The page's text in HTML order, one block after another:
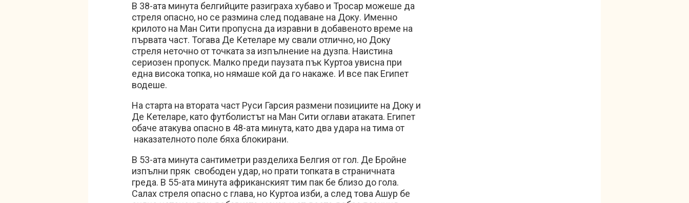
В 38-ата минута белгийците разиграха хубаво и Тросар можеше да
стреля опасно, но се размина след подаване на Доку. Именно
крилото на Ман Сити пропусна да изравни в добавеното време на
първата част. Тогава Де Кетеларе му свали отлично, но Доку
стреля неточно от точката за изпълнение на дузпа. Наистина
сериозен пропуск. Малко преди паузата пък Куртоа увисна при
една висока топка, но нямаше кой да го накаже. И все пак Египет
водеше.
На старта на втората част Руси Гарсия размени позициите на Доку и
Де Кетеларе, като футболистът на Ман Сити оглави атаката. Египет
обаче атакува опасно в 48-ата минута, като два удара на тима от
наказателното поле бяха блокирани.
В 53-ата минута сантиметри разделиха Белгия от гол. Де Бройне
изпълни пряк свободен удар, но прати топката в страничната
греда. В 55-ата минута африканският тим пак бе близо до гола.
Салах стреля опасно с глава, но Куртоа изби, а след това Ашур бе